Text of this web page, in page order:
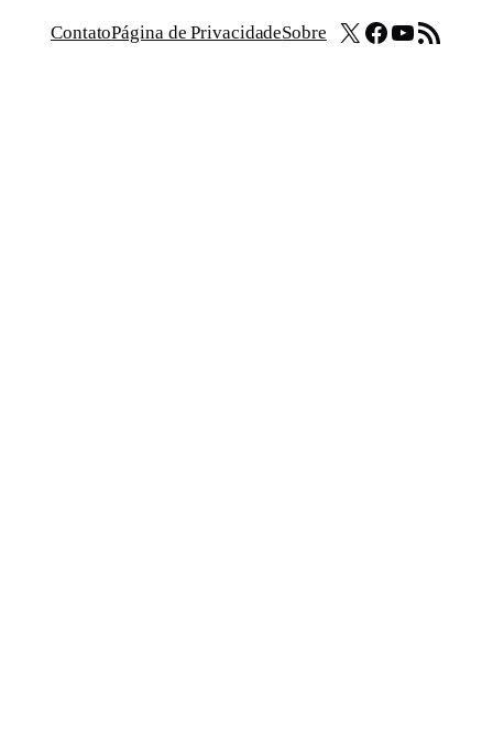
ContatoPágina de PrivacidadeSobre X Facebook
Youtube
Feed RSS